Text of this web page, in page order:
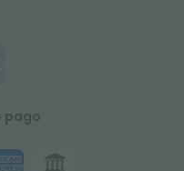
pago